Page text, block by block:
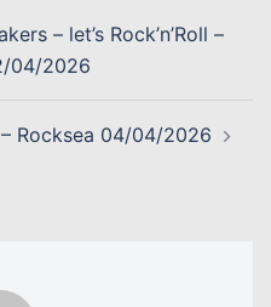
– let’s Rock’n’Roll –
04/2026
Rocksea 04/04/2026